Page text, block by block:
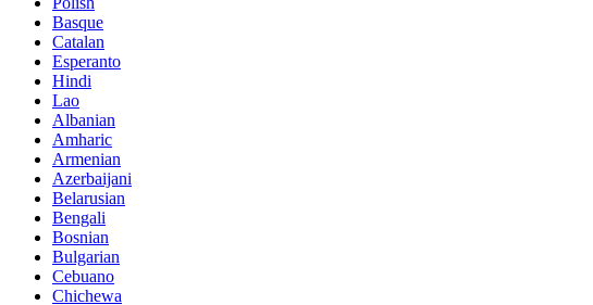
Basque
Catalan
Esperanto
Hindi
Lao
Albanian
Amharic
Armenian
Azerbaijani
Belarusian
Bengali
Bosnian
Bulgarian
Cebuano
Chichewa